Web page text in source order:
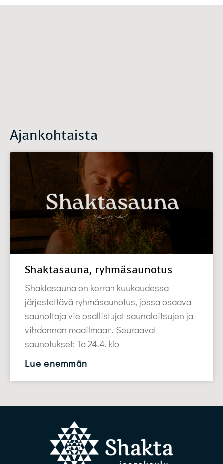
Ajankohtaista
Shaktasauna, ryhmäsaunotus
Shaktasauna on kerran kuukaudessa
järjestettävä ryhmäsaunotus, jossa osaava
saunottaja vie osallistujat saunaloitsujen ja
vihdonnan maailmaan. Seuraavat
saunotukset: To 24.4. klo
Lue enemmän